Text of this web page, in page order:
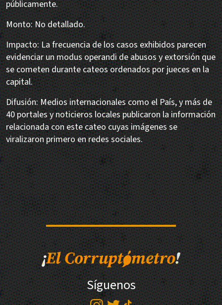
públicamente.
Monto: No detallado.
Impacto: La frecuencia de los casos exhibidos parecen
evidenciar un modus operandi de abusos y extorsión que
se cometen durante cateos ordenados por jueces en la
capital.
Difusión: Medios internacionales como el País, y más de
40 portales y noticieros locales publicaron la información
relacionada con este cateo cuyas imágenes se
viralizaron primero en redes sociales.
Síguenos